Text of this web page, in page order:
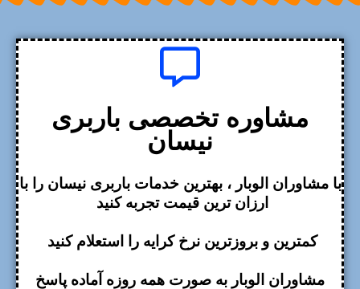
مشاوره تخصصی باربری
نیسان
با مشاوران الوبار ، بهترین خدمات باربری نیسان را با
ارزان ترین قیمت تجربه کنید
کمترین و بروزترین نرخ کرایه را استعلام کنید
مشاوران الوبار به صورت همه روزه آماده پاسخ